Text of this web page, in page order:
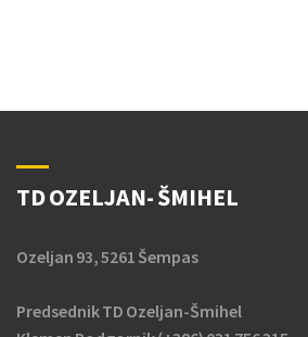
TD OZELJAN- ŠMIHEL
Ozeljan 93, 5261 Šempas
Predsednik TD Ozeljan-Šmihel